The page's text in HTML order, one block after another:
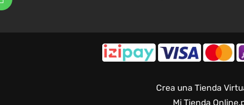
Crea una Tienda
Mi Tienda